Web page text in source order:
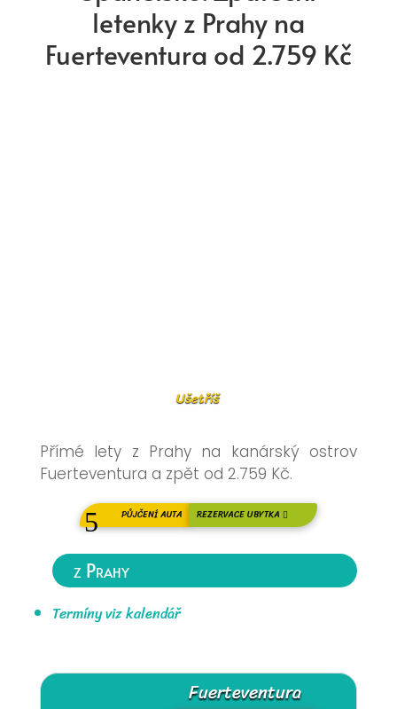
letenky z Prahy na
Fuerteventura od 2.759 Kč
Ušetříš
Přímé lety z Prahy na kanárský ostrov
Fuerteventura a zpět od 2.759 Kč.
PŮJČENÍ AUTA REZERVACE UBYTKA
z Prahy
Termíny viz kalendář
Fuerteventura